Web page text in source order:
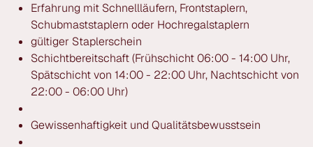
Erfahrung mit Schnellläufern, Frontstaplern,
Schubmaststaplern oder Hochregalstaplern
gültiger Staplerschein
Schichtbereitschaft (Frühschicht 06:00 - 14:00 Uhr,
Spätschicht von 14:00 - 22:00 Uhr, Nachtschicht von
22:00 - 06:00 Uhr)
Gewissenhaftigkeit und Qualitätsbewusstsein